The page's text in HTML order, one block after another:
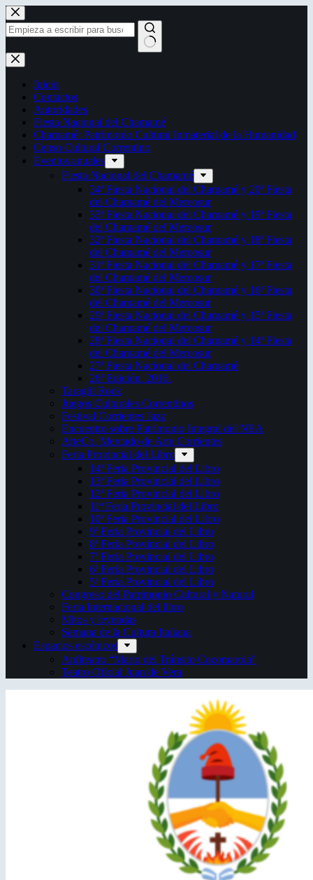
Saltar
al
contenido
Sin
resultados
Inicio
Contactos
Autoridades
Fiesta Nacional del Chamamé
Chamamé: Patrimonio Cultural Inmaterial de la Humanidad
Censo Cultural Correntino
Eventos anuales
Fiesta Nacional del Chamamé
34ª Fiesta Nacional del Chamamé y 20ª Fiesta
del Chamamé del Mercosur
33ª Fiesta Nacional del Chamamé y 19ª Fiesta
del Chamamé del Mercosur
32ª Fiesta Nacional del Chamamé y 18ª Fiesta
del Chamamé del Mercosur
31ª Fiesta Nacional del Chamamé y 17ª Fiesta
del Chamamé del Mercosur
30ª Fiesta Nacional del Chamamé y 16ª Fiesta
del Chamamé del Mercosur
29ª Fiesta Nacional del Chamamé y 15ª Fiesta
del Chamamé del Mercosur
28ª Fiesta Nacional del Chamamé y 14ª Fiesta
del Chamamé del Mercosur
27ª Fiesta Nacional del Chamamé
26ª Edición. 2016.
Taragüi Rock
Juegos Culturales Correntinos
Festival Corrientes Jazz
Encuentro sobre Patrimonio Integral del NEA
ArteCo. Mercado de Arte Corrientes
Feria Provincial del Libro
14ª Feria Provincial del Libro
13ª Feria Provincial del Libro
12ª Feria Provincial del Libro
11ª Feria Provincial del Libro
10ª Feria Provincial del Libro
9ª Feria Provincial del Libro
8ª Feria Provincial del Libro
7ª Feria Provincial del Libro
6ª Feria Provincial del Libro
5ª Feria Provincial del Libro
Congreso del Patrimonio Cultural y Natural
Feria Internacional del libro
Mitos y leyendas
Semana de la Cultura Italiana
Espacios escénicos
Anfiteatro “Mario del Tránsito Cocomarola”
Teatro Oficial Juan de Vera